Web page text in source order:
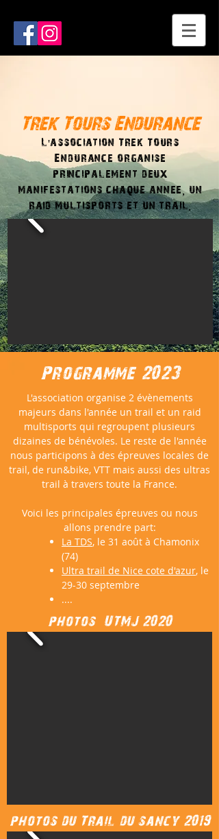
Trek Tours Endurance
L'association Trek Tours
Endurance organise
principalement deux
manifestations chaque annee, un
raid multisports et un trail.
Programme 2023
L'association organise 2 évènements
majeurs dans l'année un trail et un raid
multisports qui regroupent plusieurs
dizaines de bénévoles. Le reste de l'année
nous participons à des épreuves locales de
trail, de run&bike, VTT mais aussi des ultras
trail à travers toute la France.
Voici les principales épreuves ou nous
allons prendre part:
La TDS, le 31 août à Chamonix
(74)
Ultra trail de Nice cote d'azur, le
29-30 septembre
....
photos UTMJ 2020
photos du Trail du sancy 2019